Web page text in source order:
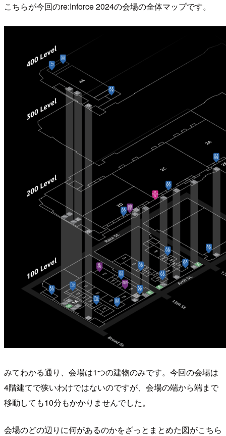
こちらが今回のre:Inforce 2024の会場の全体マップです。
みてわかる通り、会場は1つの建物のみです。今回の会場は
4階建てで狭いわけではないのですが、会場の端から端まで
移動しても10分もかかりませんでした。
会場のどの辺りに何があるのかをざっとまとめた図がこちら